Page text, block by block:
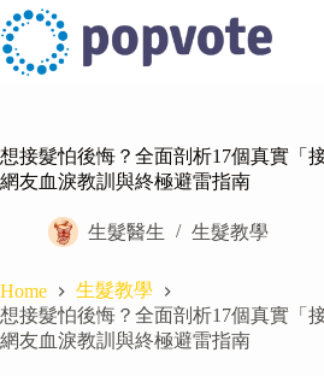
Skip
to
content
想接髮怕後悔？全面剖析17個真實「
網友血淚教訓與終極避雷指南
生髮醫生 生髮教學
Home
生髮教學
想接髮怕後悔？全面剖析17個真實「
網友血淚教訓與終極避雷指南